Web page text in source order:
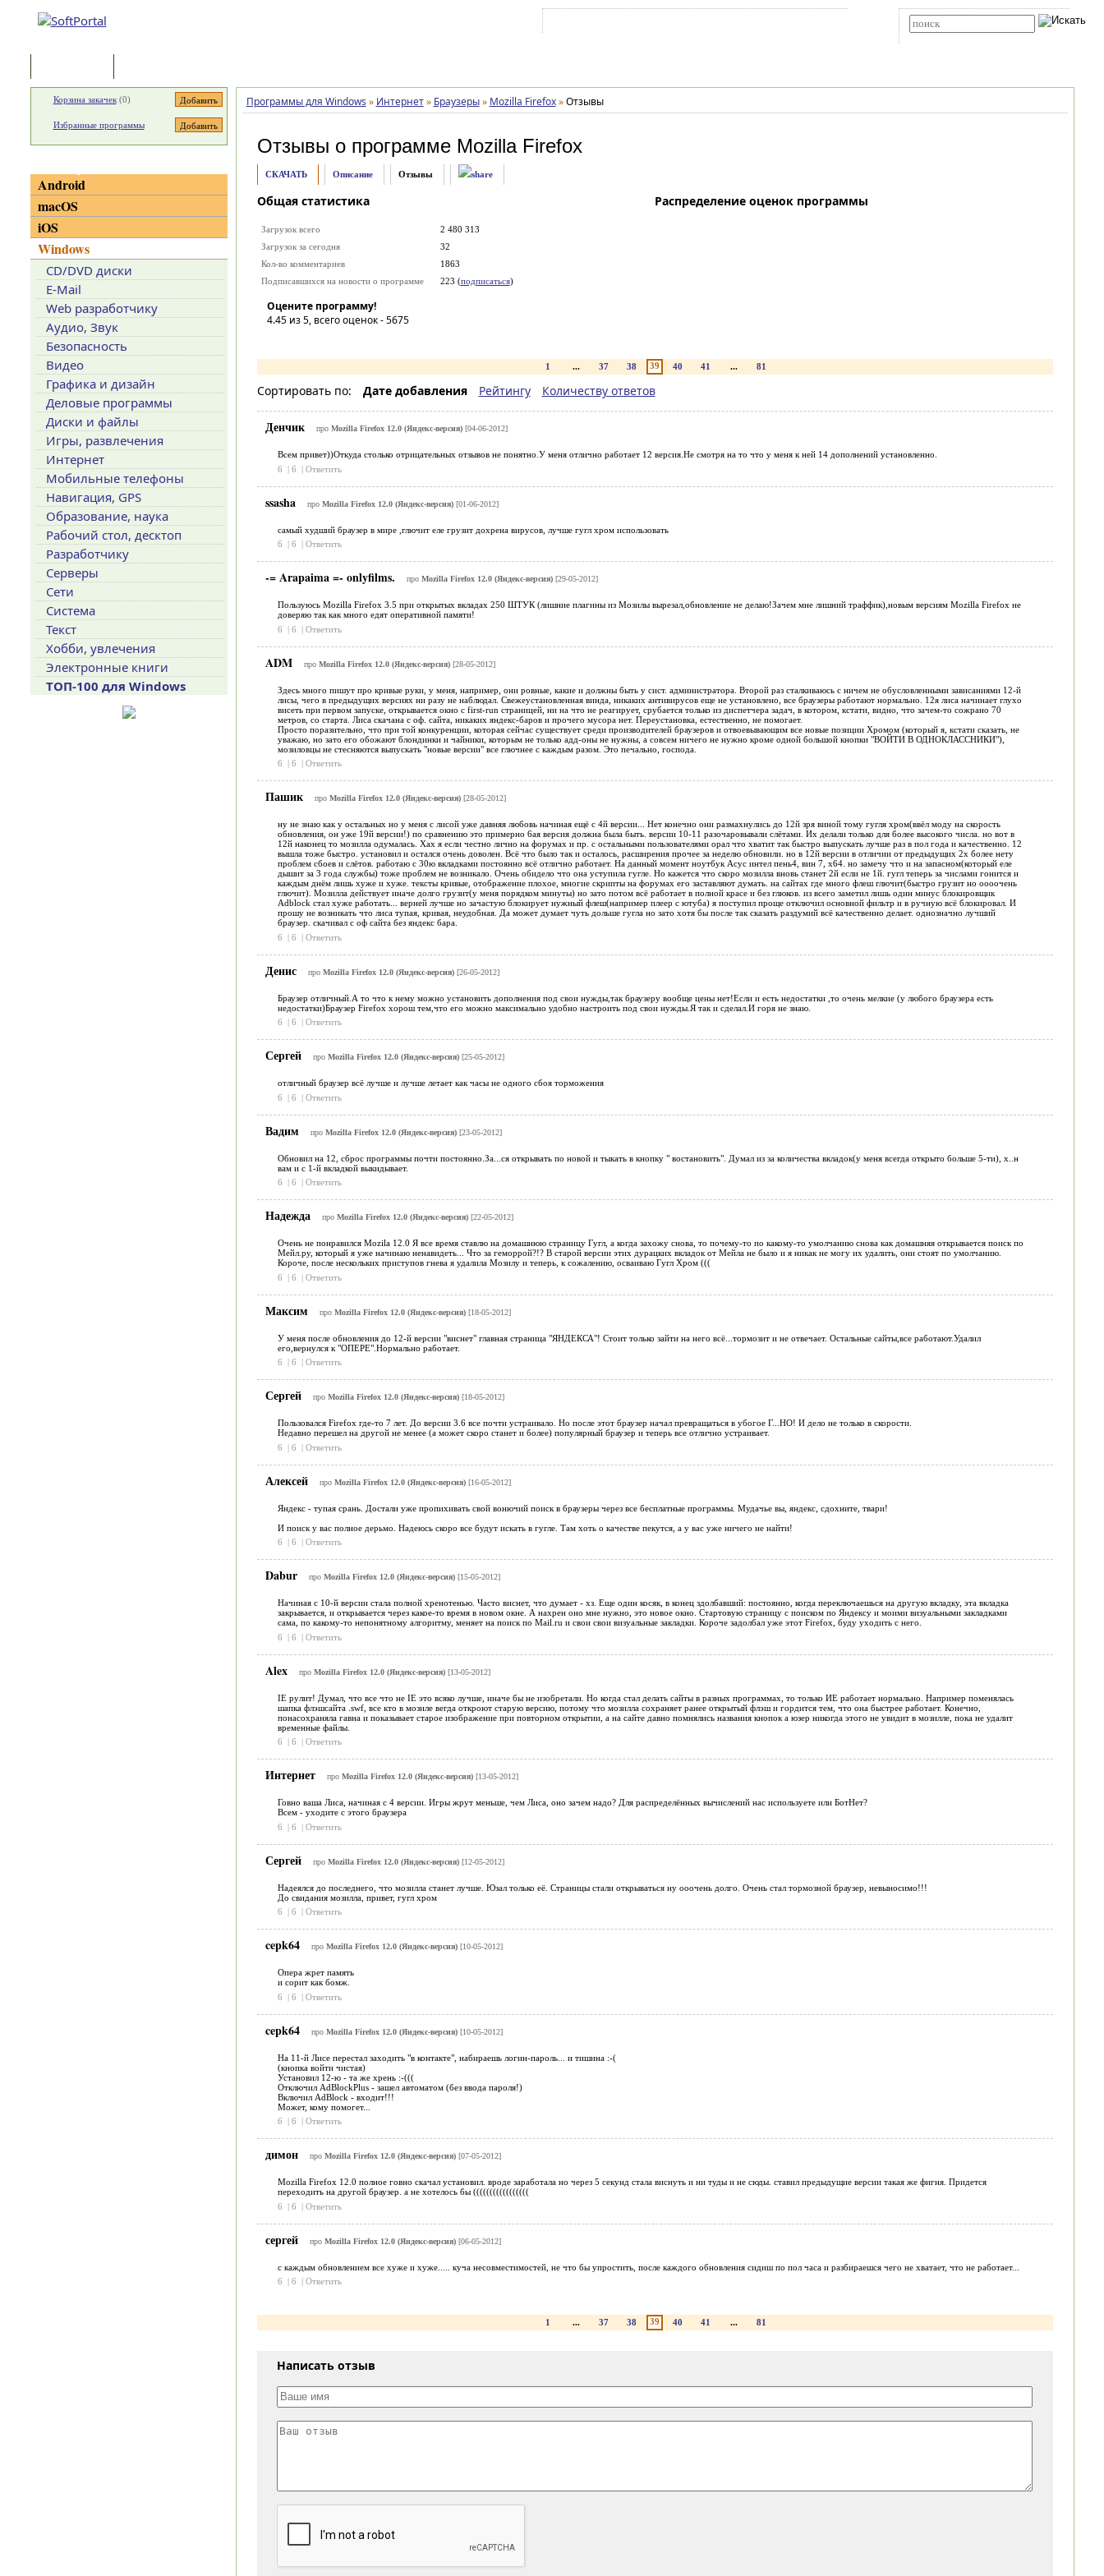
Программы для Windows » Интернет » Браузеры » Mozilla Firefox » Отзывы
Отзывы о программе Mozilla Firefox
СКАЧАТЬ Описание Отзывы
Общая статистика
Загрузок всего
2 480 313
Загрузок за сегодня
32
Кол-во комментариев
1863
Подписавшихся на новости о программе
223 (подписаться)
Оцените программу!
4.45из 5, всего оценок -5675
Распределение оценок программы
1 ... 37 38 39 40 41 ... 81
Сортировать по: Дате добавления Рейтингу Количеству ответов
Денчик про Mozilla Firefox 12.0 (Яндекс-версия)[04-06-2012]
Всем привет))Откуда столько отрицательных отзывов не понятно.У меня отлично работает 12 версия.Не смотря на то что у меня к ней 14 дополнений установленно.
6
| 6 | Ответить
ssasha про Mozilla Firefox 12.0 (Яндекс-версия)[01-06-2012]
самый худший браузер в мире ,глючит еле грузит дохрена вирусов, лучше гугл хром использовать
6
| 6 | Ответить
-= Arapaima =- onlyfilms. про Mozilla Firefox 12.0 (Яндекс-версия)[29-05-2012]
Пользуюсь Mozilla Firefox 3.5 при открытых вкладах 250 ШТУК (лишние плагины из Мозилы вырезал,обновление не делаю!Зачем мне лишний траффик),новым версиям Mozilla Firefox не
доверяю так как много едят оперативной памяти!
6
| 6 | Ответить
ADM про Mozilla Firefox 12.0 (Яндекс-версия)[28-05-2012]
Здесь много пишут про кривые руки, у меня, например, они ровные, какие и должны быть у сист. администратора. Второй раз сталкиваюсь с ничем не обусловленными зависаниями 12-й
лисы, чего в предыдущих версиях ни разу не наблюдал. Свежеустановленная винда, никаких антивирусов еще не установлено, все браузеры работают нормально. 12я лиса начинает глухо
висеть при первом запуске, открывается окно с first-run страницей, ни на что не реагирует, срубается только из диспетчера задач, в котором, кстати, видно, что зачем-то сожрано 70
метров, со старта. Лиса скачана с оф. сайта, никаких яндекс-баров и прочего мусора нет. Переустановка, естественно, не помогает.
Просто поразительно, что при той конкуренции, которая сейчас существует среди производителей браузеров и отвоевывающим все новые позиции Хромом (который я, кстати сказать, не
уважаю, но зато его обожают блондинки и чайники, которым не только адд-оны не нужны, а совсем ничего не нужно кроме одной большой кнопки "ВОЙТИ В ОДНОКЛАССНИКИ"),
мозиловцы не стесняются выпускать "новые версии" все глючнее с каждым разом. Это печально, господа.
6
| 6 | Ответить
Пашик про Mozilla Firefox 12.0 (Яндекс-версия)[28-05-2012]
ну не знаю как у остальных но у меня с лисой уже давняя любовь начиная ещё с 4й версии... Нет конечно они размахнулись до 12й зря виной тому гугля хром(ввёл моду на скорость
обновления, он уже 19й версии!) по сравнению это примерно 6ая версия должна была быть. версии 10-11 разочаровывали слётами. Их делали только для более высокого числа. но вот в
12й наконец то мозилла одумалась. Хах я если честно лично на форумах и пр. с остальными пользователями орал что хватит так быстро выпускать лучше раз в пол года и качественно. 12
вышла тоже быстро. установил и остался очень доволен. Всё что было так и осталось, расширения прочее за неделю обновили. но в 12й версии в отличии от предыдущих 2х более нету
проблем сбоев и слётов. работаю с 30ю вкладками постоянно всё отлично работает. На данный момент ноутбук Асус интел пень4, вин 7, x64. но замечу что и на запасном(который еле
дышит за 3 года службы) тоже проблем не возникало. Очень обидело что она уступила гугле. Но кажется что скоро мозилла вновь станет 2й если не 1й. гугл теперь за числами гонится и
каждым днём лишь хуже и хуже. тексты кривые, отображение плохое, многие скрипты на форумах его заставляют думать. на сайтах где много флеш глючит(быстро грузит но оооочень
глючит). Мозилла действует иначе долго грузит(у меня порядком минуты) но зато потом всё работает в полной красе и без глюков. из всего заметил лишь один минус блокировщик
Adblock стал хуже работать... верней лучше но зачастую блокирует нужный флеш(например плеер с ютуба) я поступил проще отключил основной фильтр и в ручную всё блокировал. И
прошу не возникать что лиса тупая, кривая, неудобная. Да может думает чуть дольше гугла но зато хотя бы после так сказать раздумий всё качественно делает. однозначно лучший
браузер. скачивал с оф сайта без яндекс бара.
6
| 6 | Ответить
Денис про Mozilla Firefox 12.0 (Яндекс-версия)[26-05-2012]
Браузер отличный.А то что к нему можно установить дополнения под свои нужды,так браузеру вообще цены нет!Если и есть недостатки ,то очень мелкие (у любого браузера есть
недостатки)Браузер Firefox хорош тем,что его можно максимально удобно настроить под свои нужды.Я так и сделал.И горя не знаю.
6
| 6 | Ответить
Сергей про Mozilla Firefox 12.0 (Яндекс-версия)[25-05-2012]
отличный браузер всё лучше и лучше летает как часы не одного сбоя торможения
6
| 6 | Ответить
Вадим про Mozilla Firefox 12.0 (Яндекс-версия)[23-05-2012]
Обновил на 12, сброс программы почти постоянно.За...ся открывать по новой и тыкать в кнопку " востановить". Думал из за количества вкладок(у меня всегда открыто больше 5-ти), х..н
вам и с 1-й вкладкой выкидывает.
6
| 6 | Ответить
Надежда про Mozilla Firefox 12.0 (Яндекс-версия)[22-05-2012]
Очень не понравился Mozila 12.0 Я все время ставлю на домашнюю страницу Гугл, а когда захожу снова, то почему-то по какому-то умолчанию снова как домашняя открывается поиск по
Мейл.ру, который я уже начинаю ненавидеть... Что за геморрой?!? В старой версии этих дурацких вкладок от Мейла не было и я никак не могу их удалить, они стоят по умолчанию.
Короче, после нескольких приступов гнева я удалила Мозилу и теперь, к сожалению, осваиваю Гугл Хром (((
6
| 6 | Ответить
Максим про Mozilla Firefox 12.0 (Яндекс-версия)[18-05-2012]
У меня после обновления до 12-й версии "виснет" главная страница "ЯНДЕКСА"! Стоит только зайти на него всё...тормозит и не отвечает. Остальные сайты,все работают.Удалил
его,вернулся к "ОПЕРЕ".Нормально работает.
6
| 6 | Ответить
Сергей про Mozilla Firefox 12.0 (Яндекс-версия)[18-05-2012]
Пользовался Firefox где-то 7 лет. До версии 3.6 все почти устраивало. Но после этот браузер начал превращаться в убогое Г...НО! И дело не только в скорости.
Недавно перешел на другой не менее (а может скоро станет и более) популярный браузер и теперь все отлично устраивает.
6
| 6 | Ответить
Алексей про Mozilla Firefox 12.0 (Яндекс-версия)[16-05-2012]
Яндекс - тупая срань. Достали уже пропихивать свой вонючий поиск в браузеры через все бесплатные программы. Мудачье вы, яндекс, сдохните, твари!
И поиск у вас полное дерьмо. Надеюсь скоро все будут искать в гугле. Там хоть о качестве пекутся, а у вас уже ничего не найти!
6
| 6 | Ответить
Dabur про Mozilla Firefox 12.0 (Яндекс-версия)[15-05-2012]
Начиная с 10-й версии стала полной хренотенью. Часто виснет, что думает - хз. Еще один косяк, в конец здолбавший: постоянно, когда переключаешься на другую вкладку, эта вкладка
закрывается, и открывается через какое-то время в новом окне. А нахрен оно мне нужно, это новое окно. Стартовую страницу с поиском по Яндексу и моими визуальными закладками
сама, по какому-то непонятному алгоритму, меняет на поиск по Mail.ru и свои свои визуальные закладки. Короче задолбал уже этот Firefox, буду уходить с него.
6
| 6 | Ответить
Alex про Mozilla Firefox 12.0 (Яндекс-версия)[13-05-2012]
IE рулит! Думал, что все что не IE это всяко лучше, иначе бы не изобретали. Но когда стал делать сайты в разных программах, то только ИЕ работает нормально. Например поменялась
шапка флэшсайта .swf, все кто в мозиле вегда откроют старую версию, потому что мозилла сохраняет ранее открытый флэш и гордится тем, что она быстрее работает. Конечно,
понасохраняла гавна и показывает старое изображение при повторном открытии, а на сайте давно помнялись названия кнопок а юзер никогда этого не увидит в мозилле, пока не удалит
временные файлы.
6
| 6 | Ответить
Интернет про Mozilla Firefox 12.0 (Яндекс-версия)[13-05-2012]
Говно ваша Лиса, начиная с 4 версии. Игры жрут меньше, чем Лиса, оно зачем надо? Для распределённых вычислений нас используете или БотНет?
Всем - уходите с этого браузера
6
| 6 | Ответить
Сергей про Mozilla Firefox 12.0 (Яндекс-версия)[12-05-2012]
Надеялся до последнего, что мозилла станет лучше. Юзал только её. Страницы стали открываться ну ооочень долго. Очень стал тормозной браузер, невыносимо!!!
До свидания мозилла, привет, гугл хром
6
| 6 | Ответить
cepk64 про Mozilla Firefox 12.0 (Яндекс-версия)[10-05-2012]
Опера жрет память
и сорит как бомж.
6
| 6 | Ответить
cepk64 про Mozilla Firefox 12.0 (Яндекс-версия)[10-05-2012]
На 11-й Лисе перестал заходить "в контакте", набираешь логин-пароль... и тишина :-(
(кнопка войти чистая)
Установил 12-ю - та же хрень :-(((
Отключил AdBlockPlus - зашел автоматом (без ввода пароля!)
Включил AdBlock - входит!!!
Может, кому помогет...
6
| 6 | Ответить
димон про Mozilla Firefox 12.0 (Яндекс-версия)[07-05-2012]
Mozilla Firefox 12.0 полное говно скачал установил. вроде заработала но через 5 секунд стала виснуть и ни туды и не сюды. ставил предыдущие версии такая же фигня. Придется
переходить на другой браузер. а не хотелось бы (((((((((((((((((
6
| 6 | Ответить
сергей про Mozilla Firefox 12.0 (Яндекс-версия)[06-05-2012]
с каждым обновлением все хуже и хуже..... куча несовместимостей, не что бы упростить, после каждого обновления сидиш по пол часа и разбираешся чего не хватает, что не работает...
6
| 6 | Ответить
1 ... 37 38 39 40 41 ... 81
Написать отзыв
Корзина закачек(0)
Избранные программы
Android
macOS
iOS
Windows
CD/DVD диски
E-Mail
Web разработчику
Аудио, Звук
Безопасность
Видео
Графика и дизайн
Деловые программы
Диски и файлы
Игры, развлечения
Интернет
Мобильные телефоны
Навигация, GPS
Образование, наука
Рабочий стол, десктоп
Разработчику
Серверы
Сети
Система
Текст
Хобби, увлечения
Электронные книги
ТОП-100 для Windows